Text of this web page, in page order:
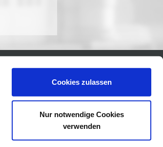
Cookies zulassen
Nur notwendige Cookies
verwenden